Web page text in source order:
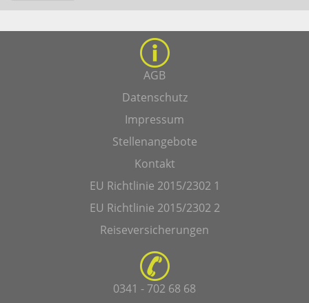
AGB
Datenschutz
Impressum
Stellenangebote
Kontakt
EU Richtlinie 2015/2302 1
EU Richtlinie 2015/2302 2
Reiseversicherungen
0341 - 702 68 68